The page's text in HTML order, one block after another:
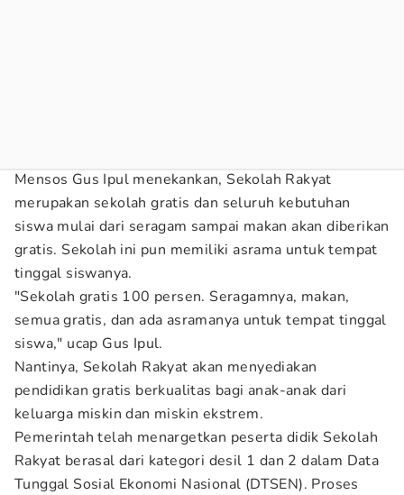
Mensos Gus Ipul menekankan, Sekolah Rakyat
merupakan sekolah gratis dan seluruh kebutuhan
siswa mulai dari seragam sampai makan akan diberikan
gratis. Sekolah ini pun memiliki asrama untuk tempat
tinggal siswanya.
"Sekolah gratis 100 persen. Seragamnya, makan,
semua gratis, dan ada asramanya untuk tempat tinggal
siswa," ucap Gus Ipul.
Nantinya, Sekolah Rakyat akan menyediakan
pendidikan gratis berkualitas bagi anak-anak dari
keluarga miskin dan miskin ekstrem.
Pemerintah telah menargetkan peserta didik Sekolah
Rakyat berasal dari kategori desil 1 dan 2 dalam Data
Tunggal Sosial Ekonomi Nasional (DTSEN). Proses